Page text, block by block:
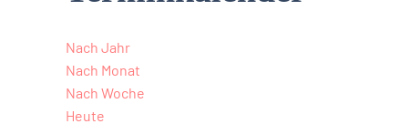
Nach Jahr
Nach Monat
Nach Woche
Heute